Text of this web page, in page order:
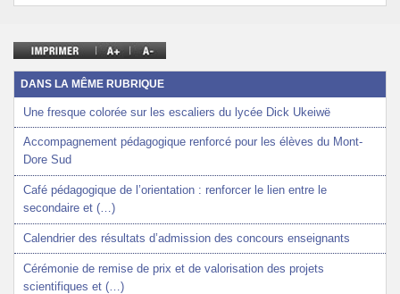
DANS LA MÊME RUBRIQUE
Une fresque colorée sur les escaliers du lycée Dick Ukeiwë
Accompagnement pédagogique renforcé pour les élèves du Mont-
Dore Sud
Café pédagogique de l’orientation : renforcer le lien entre le
secondaire et (…)
Calendrier des résultats d’admission des concours enseignants
Cérémonie de remise de prix et de valorisation des projets
scientifiques et (…)